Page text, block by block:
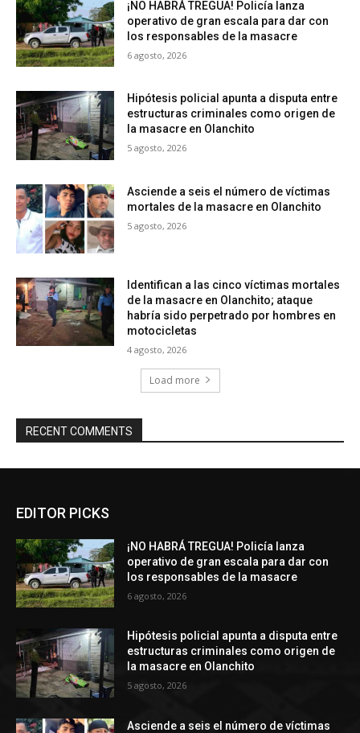
¡NO HABRÁ TREGUA! Policía lanza
operativo de gran escala para dar con
los responsables de la masacre
6 agosto, 2026
Hipótesis policial apunta a disputa entre
estructuras criminales como origen de
la masacre en Olanchito
5 agosto, 2026
Asciende a seis el número de víctimas
mortales de la masacre en Olanchito
5 agosto, 2026
Identifican a las cinco víctimas mortales
de la masacre en Olanchito; ataque
habría sido perpetrado por hombres en
motocicletas
4 agosto, 2026
Load more
RECENT COMMENTS
EDITOR PICKS
¡NO HABRÁ TREGUA! Policía lanza
operativo de gran escala para dar con
los responsables de la masacre
6 agosto, 2026
Hipótesis policial apunta a disputa entre
estructuras criminales como origen de
la masacre en Olanchito
5 agosto, 2026
Asciende a seis el número de víctimas